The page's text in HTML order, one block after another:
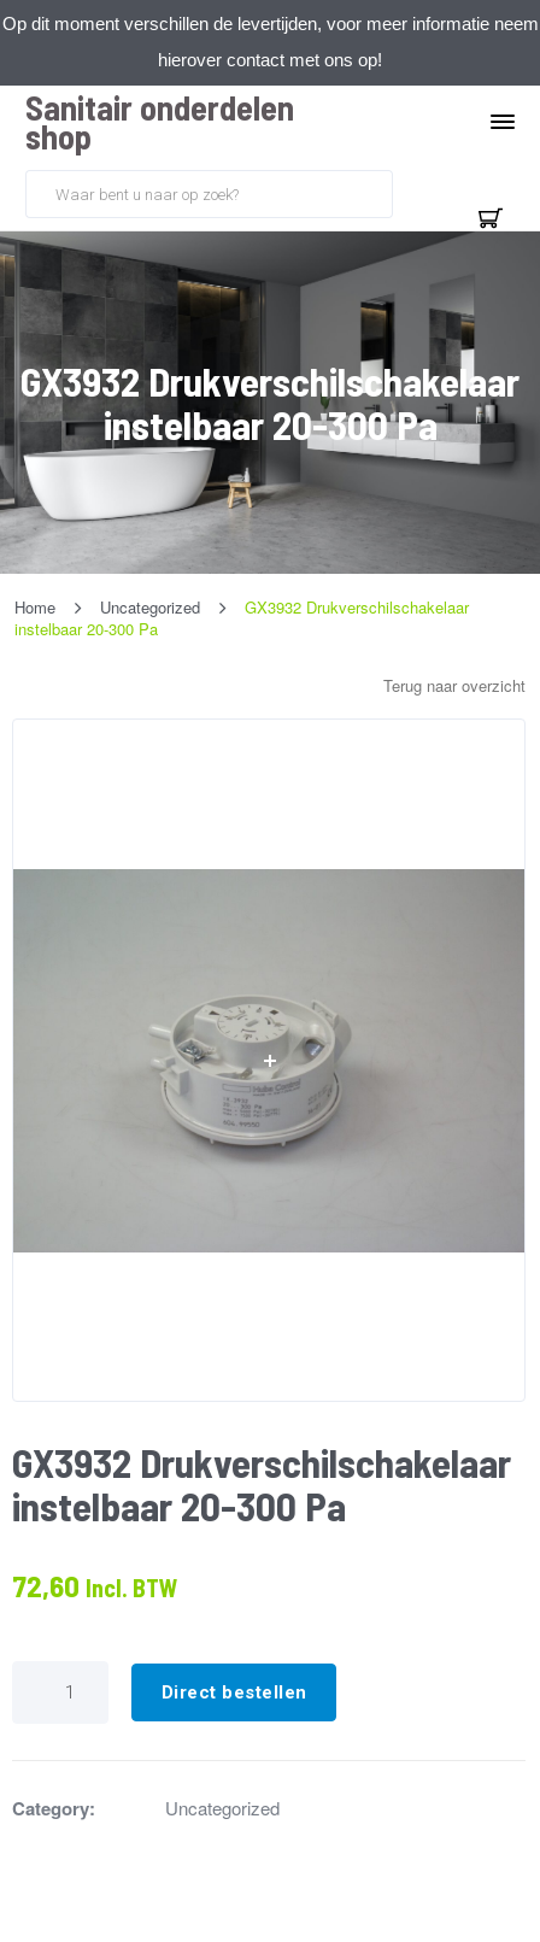
Op dit moment verschillen de levertijden, voor meer informatie neem
hierover contact met ons op!
Sanitair onderdelen
shop
GX3932 Drukverschilschakelaar
instelbaar 20-300 Pa
Home Uncategorized
GX3932 Drukverschilschakelaar
instelbaar 20-300 Pa
Terug naar overzicht
GX3932 Drukverschilschakelaar
instelbaar 20-300 Pa
72,60 Incl. BTW
Drukverschilschakelaar
aantal
Direct bestellen
Category: Uncategorized